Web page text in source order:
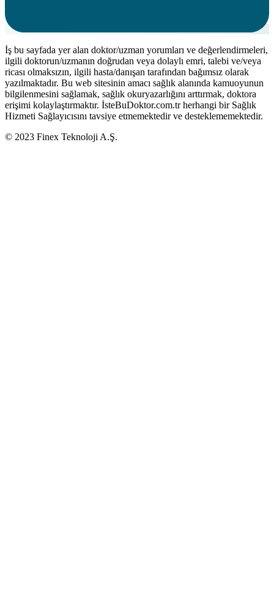
İş bu sayfada yer alan doktor/uzman yorumları ve değerlendirmeleri,
ilgili doktorun/uzmanın doğrudan veya dolaylı emri, talebi ve/veya
ricası olmaksızın, ilgili hasta/danışan tarafından bağımsız olarak
yazılmaktadır. Bu web sitesinin amacı sağlık alanında kamuoyunun
bilgilenmesini sağlamak, sağlık okuryazarlığını arttırmak, doktora
erişimi kolaylaştırmaktır. İsteBuDoktor.com.tr herhangi bir Sağlık
Hizmeti Sağlayıcısını tavsiye etmemektedir ve desteklememektedir.
© 2023 Finex Teknoloji A.Ş.